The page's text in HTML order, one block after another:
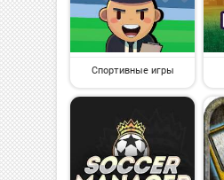
Спортивные игры